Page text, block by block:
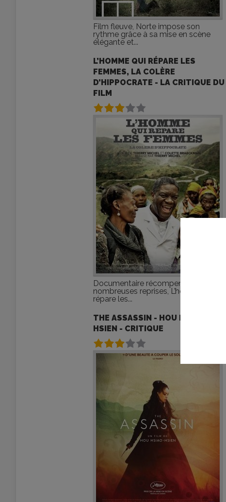
Film fleuve, Norte impose son
rythme grâce à sa mise en scène
élégante et...
L’HOMME QUI RÉPARE LES
FEMMES, LA COLÈRE
D’HIPPOCRATE - LA CRITIQUE DU
FILM
Documentaire récompensé à de
nombreuses reprises, L’homme qui
répare les...
THE ASSASSIN - HOU HSIA-
HSIEN - CRITIQUE